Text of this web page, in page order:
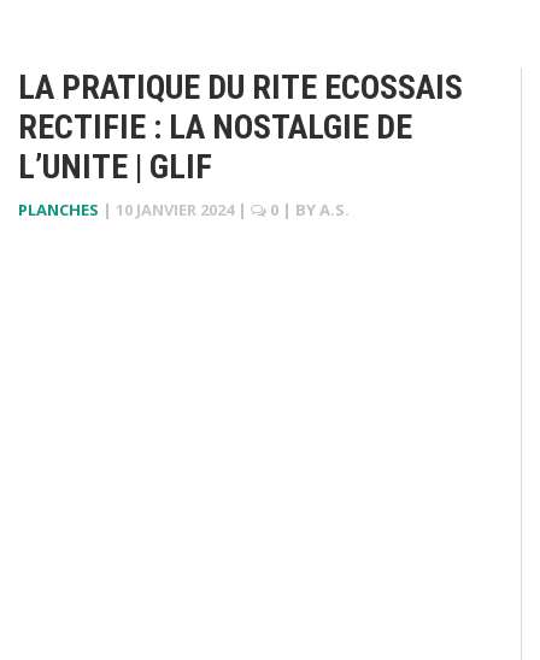
LA PRATIQUE DU RITE ECOSSAIS
RECTIFIE : LA NOSTALGIE DE
L’UNITE | GLIF
PLANCHES | 10 JANVIER 2024 | 0 | BYA.S.